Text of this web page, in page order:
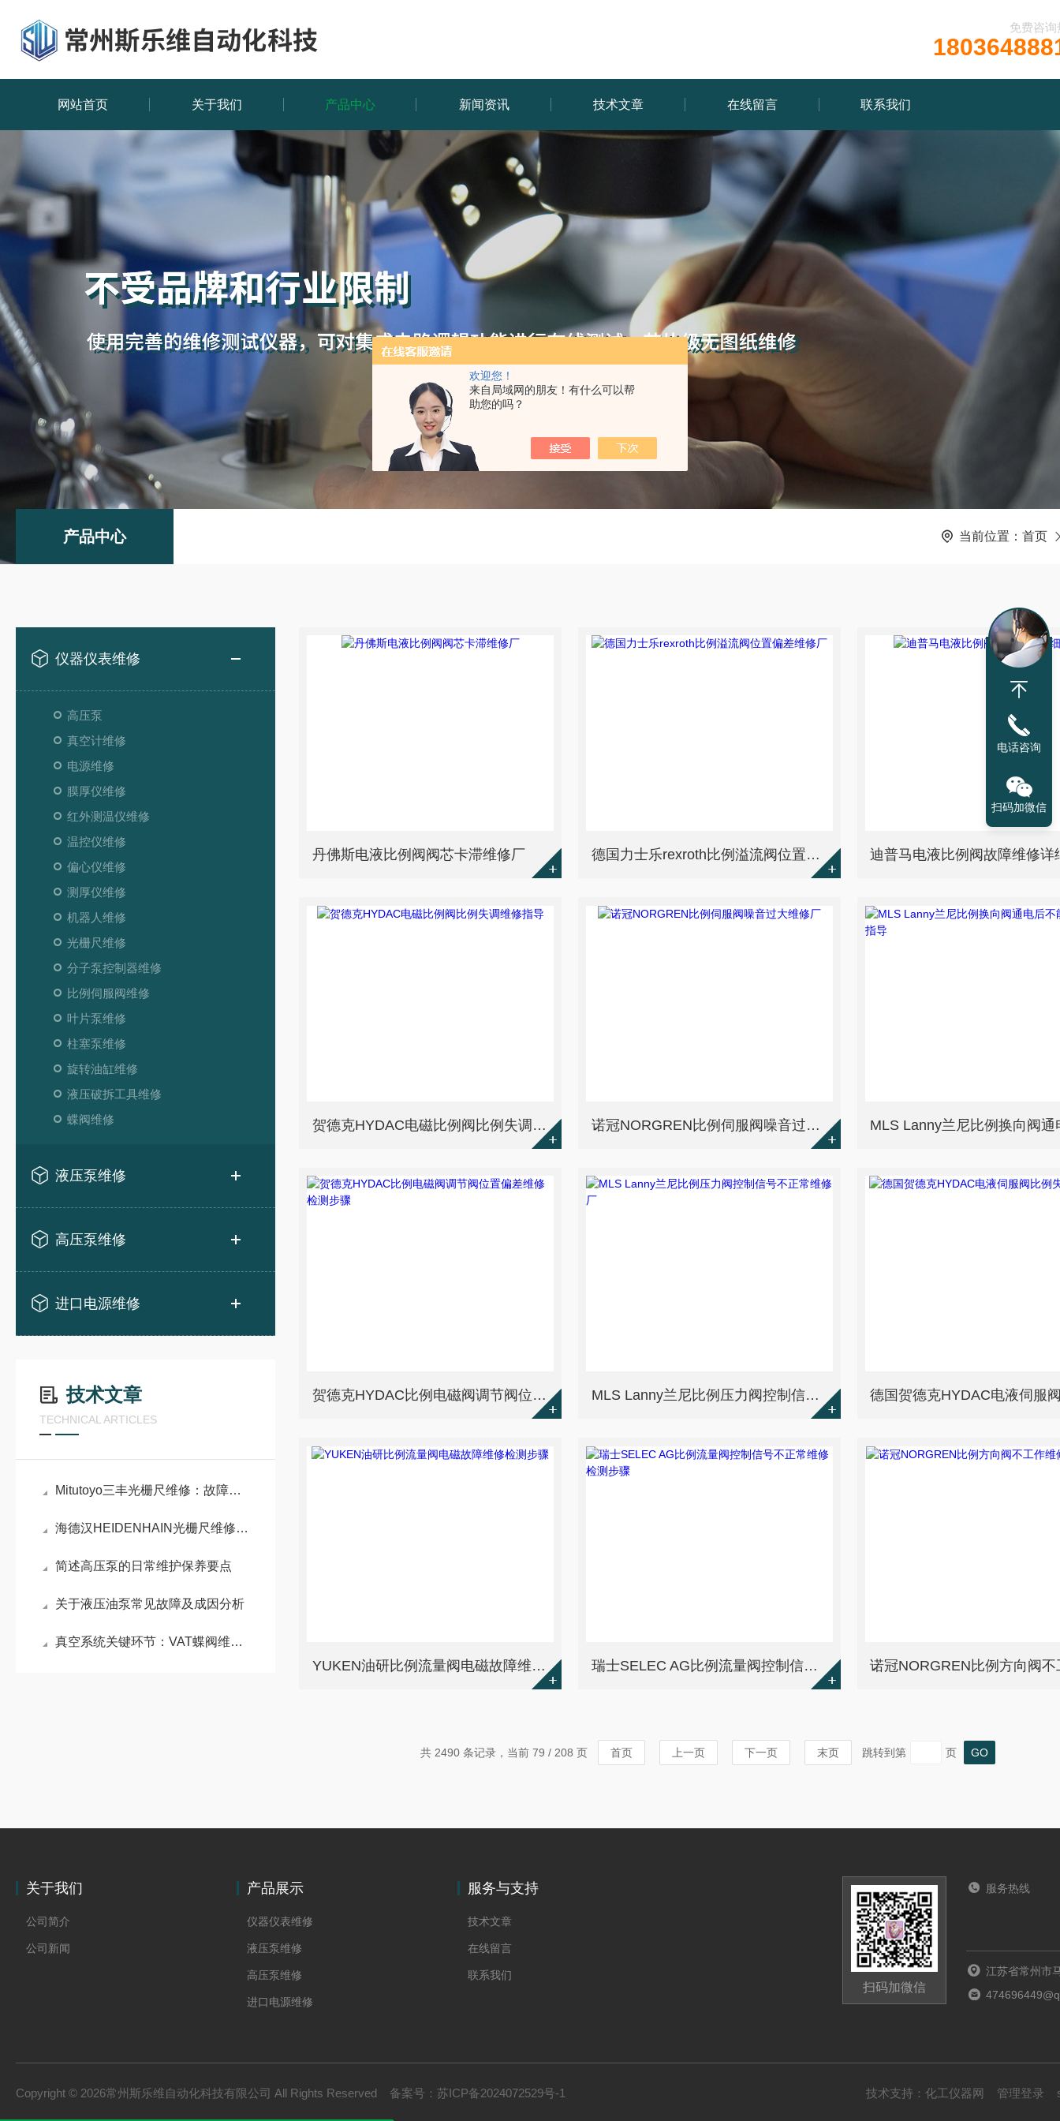
欢迎您！
来自局域网的朋友！有什么可以帮
助您的吗？
免费咨询
网站首页 关于我们 产品中心 新闻资讯 技术文章 在线留言 联系我们
产品中心 当前位置： 首页
仪器仪表维修
高压泵
真空计维修
电源维修
膜厚仪维修
红外测温仪维修
温控仪维修
偏心仪维修
测厚仪维修
机器人维修
光栅尺维修
分子泵控制器维修
比例伺服阀维修
叶片泵维修
柱塞泵维修
旋转油缸维修
液压破拆工具维修
蝶阀维修
液压泵维修
高压泵维修
进口电源维修
技术文章
TECHNICAL ARTICLES
Mitutoyo三丰光栅尺维修：故障排查与维护实践
海德汉HEIDENHAIN光栅尺维修：结构与故障分析
简述高压泵的日常维护保养要点
关于液压油泵常见故障及成因分析
真空系统关键环节：VAT蝶阀维修原理与密封性能重构技术
丹佛斯电液比例阀阀芯卡滞维修厂 德国力士乐rexroth比例溢流阀位置偏差维修厂 迪普马电液比例阀故障维修详
贺德克HYDAC电磁比例阀比例失调维修指导 诺冠NORGREN比例伺服阀噪音过大维修厂
贺德克HYDAC比例电磁阀调节阀位置偏差维修检测步骤 MLS Lanny兰尼比例压力阀控制信号不正常维修厂
YUKEN油研比例流量阀电磁故障维修检测步骤 瑞士SELEC AG比例流量阀控制信号不正常维修检测步骤
共 2490 条记录，当前 79 / 208 页 首页 上一页 下一页 末页 跳转到第 页
关于我们
公司简介
公司新闻
产品展示
仪器仪表维修
液压泵维修
高压泵维修
进口电源维修
服务与支持
技术文章
在线留言
联系我们
扫码加微信
服务热线
江苏省常州市
Copyright © 2026常州斯乐维自动化科技有限公司 All Rights Reserved 备案号： 苏ICP备2024072529号-1 技术支持： 化工仪器网 管理登录
电话咨询
扫码加微信